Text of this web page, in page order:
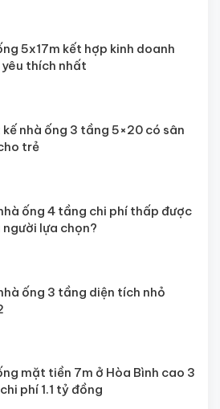
5x17m kết hợp kinh doanh
thích nhất
nhà ống 3 tầng 5×20 có sân
trẻ
ống 4 tầng chi phí thấp được
người lựa chọn?
ống 3 tầng diện tích nhỏ
mặt tiền 7m ở Hòa Bình cao 3
phí 1.1 tỷ đồng